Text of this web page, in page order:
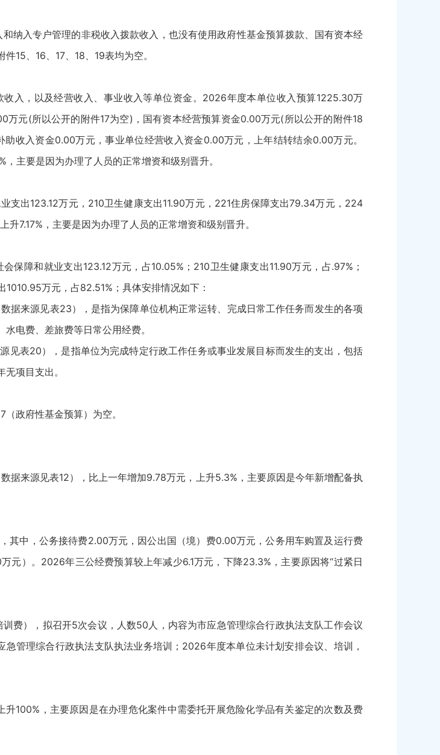
入专户管理的非税收入拨款收入，也没有使用政府性基金预算拨款、国有资本经
15、16、17、18、19表均为空。
，以及经营收入、事业收入等单位资金。2026年度本单位收入预算1225.30万
元(所以公开的附件17为空)，国有资本经营预算资金0.00万元(所以公开的附件18
收入资金0.00万元，事业单位经营收入资金0.00万元，上年结转结余0.00万元。
主要是因为办理了人员的正常增资和级别晋升。
出123.12万元，210卫生健康支出11.90万元，221住房保障支出79.34万元，224
7.17%，主要是因为办理了人员的正常增资和级别晋升。
和就业支出123.12万元，占10.05%；210卫生健康支出11.90万元，占.97%；
万元，占82.51%；具体安排情况如下：
来源见表23），是指为保障单位机构正常运转、完成日常工作任务而发生的各项
电费、差旅费等日常公用经费。
表20），是指单位为完成特定行政工作任务或事业发展目标而发生的支出，包括
项目支出。
政府性基金预算）为空。
来源见表12），比上一年增加9.78万元，上升5.3%，主要原因是今年新增配备执
中，公务接待费2.00万元，因公出国（境）费0.00万元，公务用车购置及运行费
元）。2026年三公经费预算较上年减少6.1万元，下降23.3%，主要原因将“过紧日
），拟召开5次会议，人数50人，内容为市应急管理综合行政执法支队工作会议
管理综合行政执法支队执法业务培训；2026年度本单位未计划安排会议、培训，
，主要原因是在办理危化案件中需委托开展危险化学品有关鉴定的次数及费